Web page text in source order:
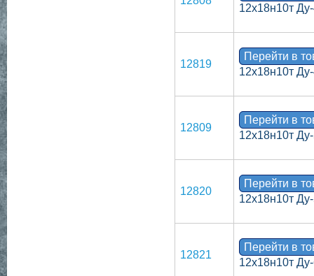
12х18н10т
12819
Перейти в
12х18н10т
12809
Перейти в
12х18н10т
12820
Перейти в
12х18н10т
12821
Перейти в
12х18н10т